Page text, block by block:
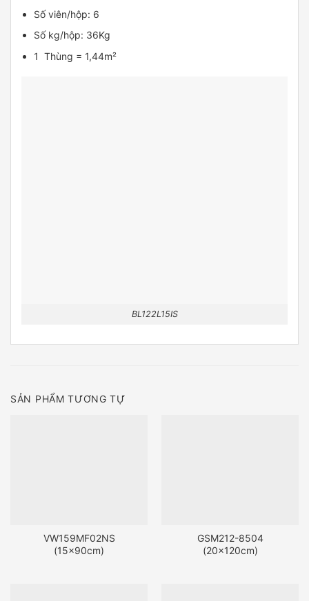
Số viên/hộp: 6
Số kg/hộp: 36Kg
1 Thùng = 1,44m²
BL122L15IS
SẢN PHẨM TƯƠNG TỰ
VW159MF02NS
(15x90cm)
GSM212-8504
(20x120cm)